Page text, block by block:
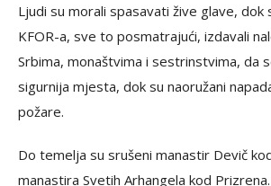
Ljudi su morali spasavati žive glave, dok
KFOR-a, sve to posmatrajući, izdavali
Srbima, monaštvima i sestrinstvima, da
sigurnija mjesta, dok su naoružani
požare.
Do temelja su srušeni manastir Devič
manastira Svetih Arhangela kod Prizrena.